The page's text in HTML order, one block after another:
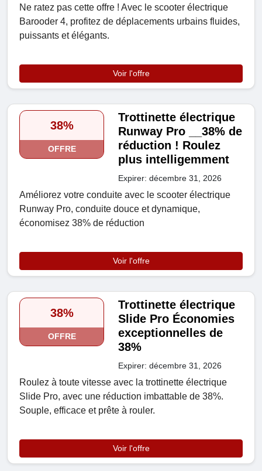
Ne ratez pas cette offre ! Avec le scooter électrique
Barooder 4, profitez de déplacements urbains fluides,
puissants et élégants.
Voir l'offre
38%
OFFRE
Trottinette électrique
Runway Pro __38% de
réduction ! Roulez
plus intelligemment
Expirer: décembre 31, 2026
Améliorez votre conduite avec le scooter électrique
Runway Pro, conduite douce et dynamique,
économisez 38% de réduction
Voir l'offre
38%
OFFRE
Trottinette électrique
Slide Pro Économies
exceptionnelles de
38%
Expirer: décembre 31, 2026
Roulez à toute vitesse avec la trottinette électrique
Slide Pro, avec une réduction imbattable de 38%.
Souple, efficace et prête à rouler.
Voir l'offre